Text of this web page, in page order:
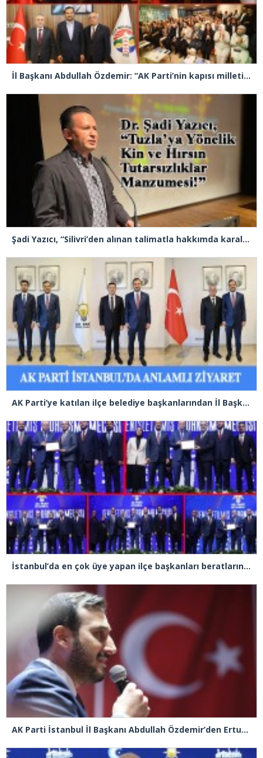
İl Başkanı Abdullah Özdemir: “AK Parti’nin kapısı milletine hizmet etmek isteyen herkese açıktır”
Şadi Yazıcı, “Silivri’den alınan talimatla hakkımda karalama kampanyası yürütülüyor”
AK Parti’ye katılan ilçe belediye başkanlarından İl Başkanı Özdemir’e ziyaret
İstanbul’da en çok üye yapan ilçe başkanları beratlarını Cumhurbaşkanı Erdoğan’ın elinden aldı
AK Parti İstanbul İl Başkanı Abdullah Özdemir’den Ertuğrul Özkök’e “Franco” tepkisi